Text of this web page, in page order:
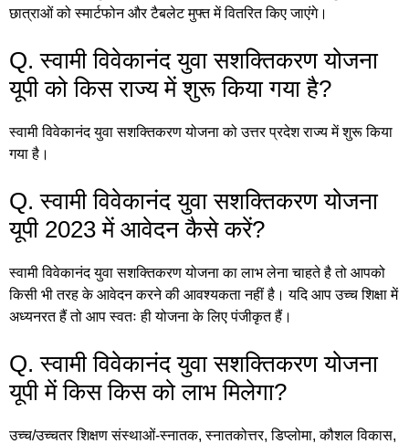
छात्राओं को स्मार्टफोन और टैबलेट मुफ्त में वितरित किए जाएंगे।
Q. स्वामी विवेकानंद युवा सशक्तिकरण योजना
यूपी को किस राज्य में शुरू किया गया है?
स्वामी विवेकानंद युवा सशक्तिकरण योजना को उत्तर प्रदेश राज्य में शुरू किया
गया है।
Q. स्वामी विवेकानंद युवा सशक्तिकरण योजना
यूपी 2023 में आवेदन कैसे करें?
स्वामी विवेकानंद युवा सशक्तिकरण योजना का लाभ लेना चाहते है तो आपको
किसी भी तरह के आवेदन करने की आवश्यकता नहीं है। यदि आप उच्च शिक्षा में
अध्यनरत हैं तो आप स्वतः ही योजना के लिए पंजीकृत हैं।
Q. स्वामी विवेकानंद युवा सशक्तिकरण योजना
यूपी में किस किस को लाभ मिलेगा?
उच्च/उच्चतर शिक्षण संस्थाओं-स्नातक, स्नातकोत्तर, डिप्लोमा, कौशल विकास,